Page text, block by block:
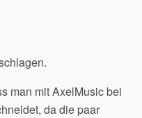
man mit AxelMusic bei
da die paar